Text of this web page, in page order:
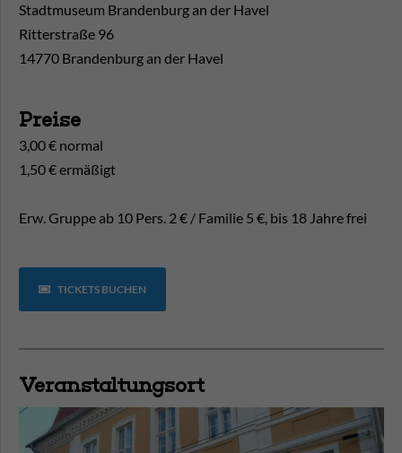
Stadtmuseum Brandenburg an der Havel
Ritterstraße 96
14770 Brandenburg an der Havel
Preise
3,00 € normal
1,50 € ermäßigt
Erw. Gruppe ab 10 Pers. 2 € / Familie 5 €, bis 18 Jahre frei
TICKETS BUCHEN
Veranstaltungsort